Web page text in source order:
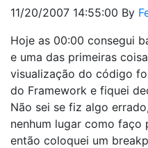
11/20/2007 14:55:00 By
Hoje as 00:00 consegui
e uma das primeiras
visualização do código
do Framework e fiquei
Não sei se fiz algo
nenhum lugar como faço
então coloquei um